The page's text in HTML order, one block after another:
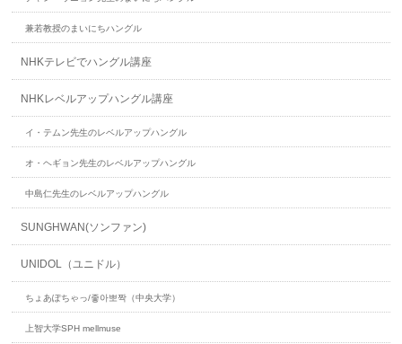
兼若教授のまいにちハングル
NHKテレビでハングル講座
NHKレベルアップハングル講座
イ・テムン先生のレベルアップハングル
オ・ヘギョン先生のレベルアップハングル
中島仁先生のレベルアップハングル
SUNGHWAN(ソンファン)
UNIDOL（ユニドル）
ちょあぽちゃっ/좋아뽀짝（中央大学）
上智大学SPH mellmuse